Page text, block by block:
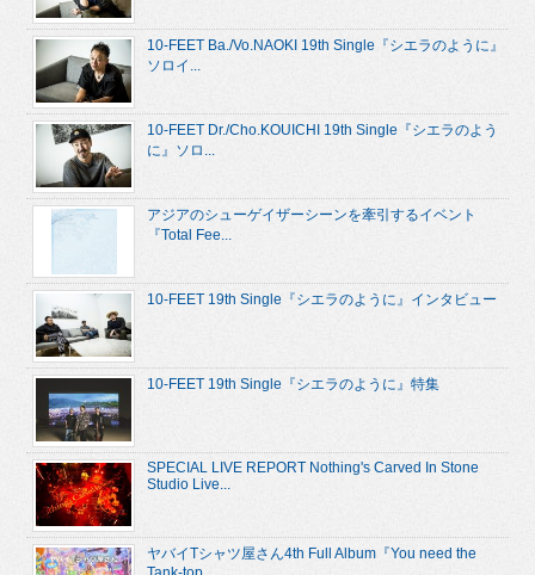
10-FEET Ba./Vo.NAOKI 19th Single『シエラのように』
ソロイ...
10-FEET Dr./Cho.KOUICHI 19th Single『シエラのよう
に』ソロ...
アジアのシューゲイザーシーンを牽引するイベント
『Total Fee...
10-FEET 19th Single『シエラのように』インタビュー
10-FEET 19th Single『シエラのように』特集
SPECIAL LIVE REPORT Nothing's Carved In Stone
Studio Live...
ヤバイTシャツ屋さん4th Full Album『You need the